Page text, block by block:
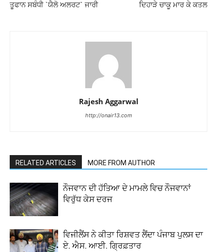
ਤੂਫਾਨ ਸਬੰਧੀ `ਯੈਲੋ ਅਲਰਟ` ਜਾਰੀ
ਦਿਹਾੜੇ ਚਾਕੂ ਮਾਰ ਕੇ ਕਤਲ
Rajesh Aggarwal
http://onair13.com
RELATED ARTICLES MORE FROM AUTHOR
ਨੌਜਵਾਨ ਦੀ ਹੱਤਿਆ ਦੇ ਮਾਮਲੇ ਵਿਚ ਨੌਜਵਾਨਾਂ
ਵਿਰੁੱਧ ਕੇਸ ਦਰਜ
ਵਿਜੀਲੈਂਸ ਨੇ ਕੀਤਾ ਰਿਸ਼ਵਤ ਲੈਂਦਾ ਪੰਜਾਬ ਪੁਲਸ ਦਾ
ਏ. ਐਸ. ਆਈ. ਗ੍ਰਿਫ਼ਤਾਰ